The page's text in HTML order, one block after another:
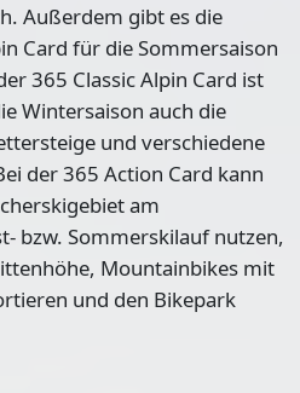
Außerdem gibt es die
Card für die Sommersaison
365 Classic Alpin Card ist
Wintersaison auch die
und verschiedene
der365 Action Card kann
am
bzw. Sommerskilauf nutzen,
Mountainbikes mit
und den Bikepark